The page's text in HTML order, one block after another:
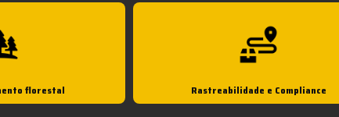
florestal Rastreabilidade e Compliance